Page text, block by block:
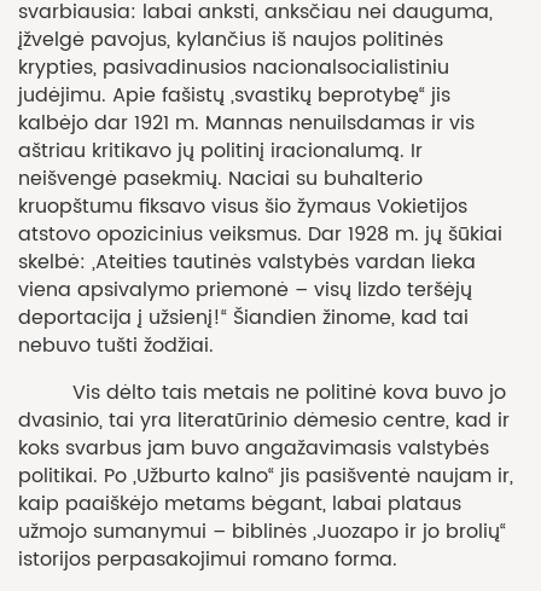
svarbiausia: labai anksti, anksčiau nei dauguma,
įžvelgė pavojus, kylančius iš naujos politinės
krypties, pasivadinusios nacionalsocialistiniu
judėjimu. Apie fašistų „svastikų beprotybę“ jis
kalbėjo dar 1921 m. Mannas nenuilsdamas ir vis
aštriau kritikavo jų politinį iracionalumą. Ir
neišvengė pasekmių. Naciai su buhalterio
kruopštumu fiksavo visus šio žymaus Vokietijos
atstovo opozicinius veiksmus. Dar 1928 m. jų šūkiai
skelbė: „Ateities tautinės valstybės vardan lieka
viena apsivalymo priemonė – visų lizdo teršėjų
deportacija į užsienį!“ Šiandien žinome, kad tai
nebuvo tušti žodžiai.
Vis dėlto tais metais ne politinė kova buvo jo
dvasinio, tai yra literatūrinio dėmesio centre, kad ir
koks svarbus jam buvo angažavimasis valstybės
politikai. Po „Užburto kalno“ jis pasišventė naujam ir,
kaip paaiškėjo metams bėgant, labai plataus
užmojo sumanymui – biblinės „Juozapo ir jo brolių“
istorijos perpasakojimui romano forma.